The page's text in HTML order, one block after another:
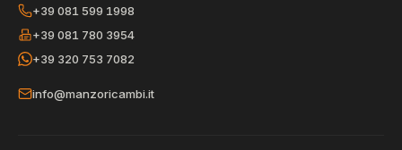
+39 081 599 1998
+39 081 780 3954
+39 320 753 7082
info@manzoricambi.it